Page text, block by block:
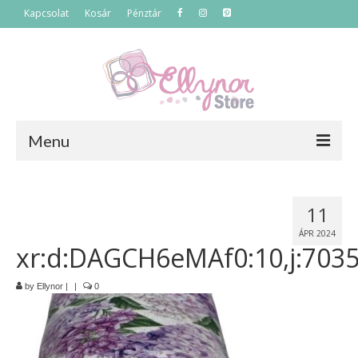
Kapcsolat Kosár Pénztár
Menu
Szettek
Akciós termékek
Táskák
Neszeszerek
11
ÁPR 2024
by Ellynor | | 0